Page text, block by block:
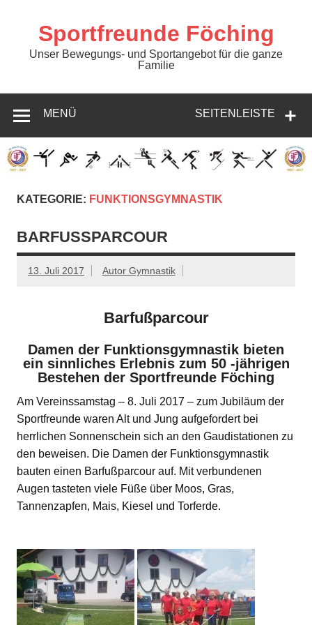
springenSportfreunde Föching
Unser Bewegungs- und Sportangebot für die ganze
Familie
SEITENLEISTE
MENÜ
KATEGORIE: FUNKTIONSGYMNASTIK
BARFUSSPARCOUR
13. Juli 2017 Autor Gymnastik
Barfußparcour
Damen der Funktionsgymnastik bieten
ein sinnliches Erlebnis zum 50 -jährigen
Bestehen der Sportfreunde Föching
Am Vereinssamstag – 8. Juli 2017 – zum Jubiläum der
Sportfreunde waren Alt und Jung aufgefordert bei
herrlichen Sonnenschein sich an den Gaudistationen zu
den beweisen. Die Damen der Funktionsgymnastik
bauten einen Barfußparcour auf. Mit verbundenen
Augen tasteten viele Füße über Moos, Gras,
Tannenzapfen, Mais, Kiesel und Torferde.